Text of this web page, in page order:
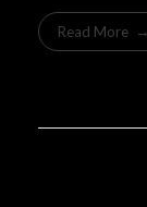
Read More